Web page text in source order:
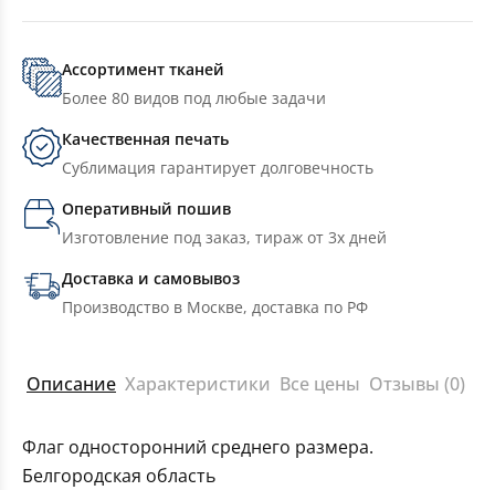
Ассортимент тканей
Более 80 видов под любые задачи
Качественная печать
Сублимация гарантирует долговечность
Оперативный пошив
Изготовление под заказ, тираж от 3х дней
Доставка и самовывоз
Производство в Москве, доставка по РФ
Описание Характеристики Все цены Отзывы (0)
Флаг односторонний среднего размера.
Белгородская область